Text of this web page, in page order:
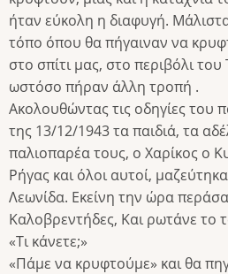
ήταν εύκολη η διαφυγή.
τόπο όπου θα πήγαιναν να
στο σπίτι μας, στο περιβόλι
ωστόσο πήραν άλλη τροπή .
Ακολουθώντας τις οδηγίες του
της 13/12/1943 τα παιδιά, τα
παλιοπαρέα τους, ο Χαρίκος ο
Ρήγας και όλοι αυτοί,
Λεωνίδα. Εκείνη την ώρα
Καλοβρεντήδες, Και ρωτάνε το
«Τι κάνετε;»
«Πάμε να κρυφτούμε» και θα